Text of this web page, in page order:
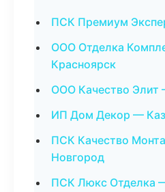
ПСК Премиум
ООО Отделка
Красноярск
ООО Качество Элит
ИП Дом Декор —
ПСК Качество
Новгород
ПСК Люкс Отделка